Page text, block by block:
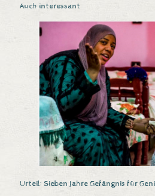
Auch interessant
Urteil: Sieben Jahre Gefängnis für